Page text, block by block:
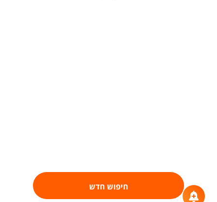
חיפוש חדש